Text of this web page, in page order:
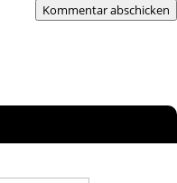
Kommentar abschicken